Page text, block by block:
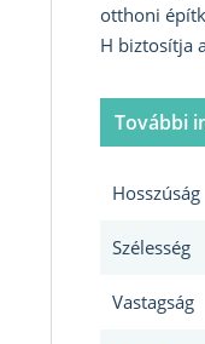
otthoni
H biztosítja
További
Hosszúság
Szélesség
Vastagság